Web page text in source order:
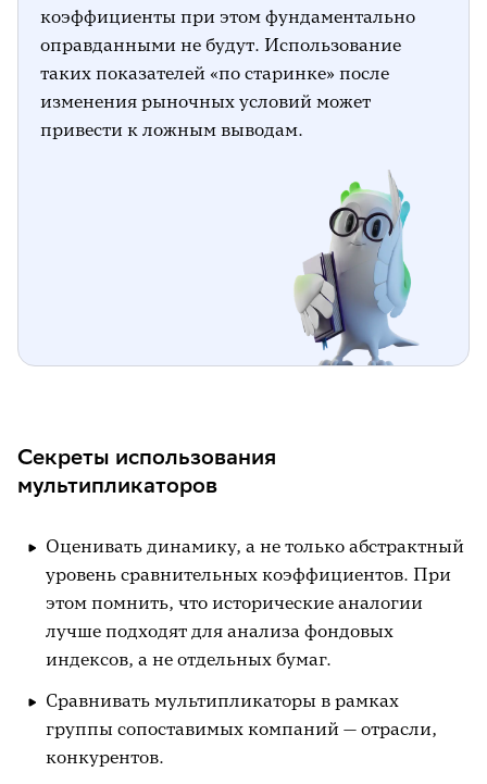
коэффициенты при этом фундаментально
оправданными не будут. Использование
таких показателей «по старинке» после
изменения рыночных условий может
привести к ложным выводам.
Секреты использования
мультипликаторов
Оценивать динамику, а не только абстрактный
уровень сравнительных коэффициентов. При
этом помнить, что исторические аналогии
лучше подходят для анализа фондовых
индексов, а не отдельных бумаг.
Сравнивать мультипликаторы в рамках
группы сопоставимых компаний — отрасли,
конкурентов.